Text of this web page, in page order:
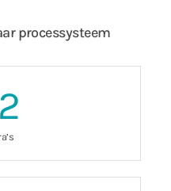
processysteem